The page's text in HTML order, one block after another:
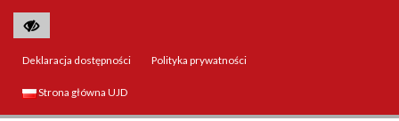
Deklaracja dostępności Polityka prywatności
Strona główna UJD